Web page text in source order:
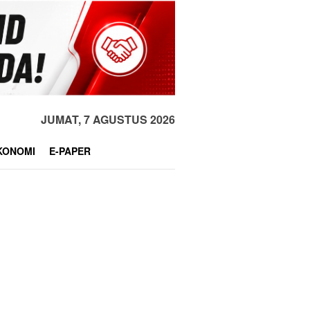
JUMAT, 7 AGUSTUS 2026
E-PAPER